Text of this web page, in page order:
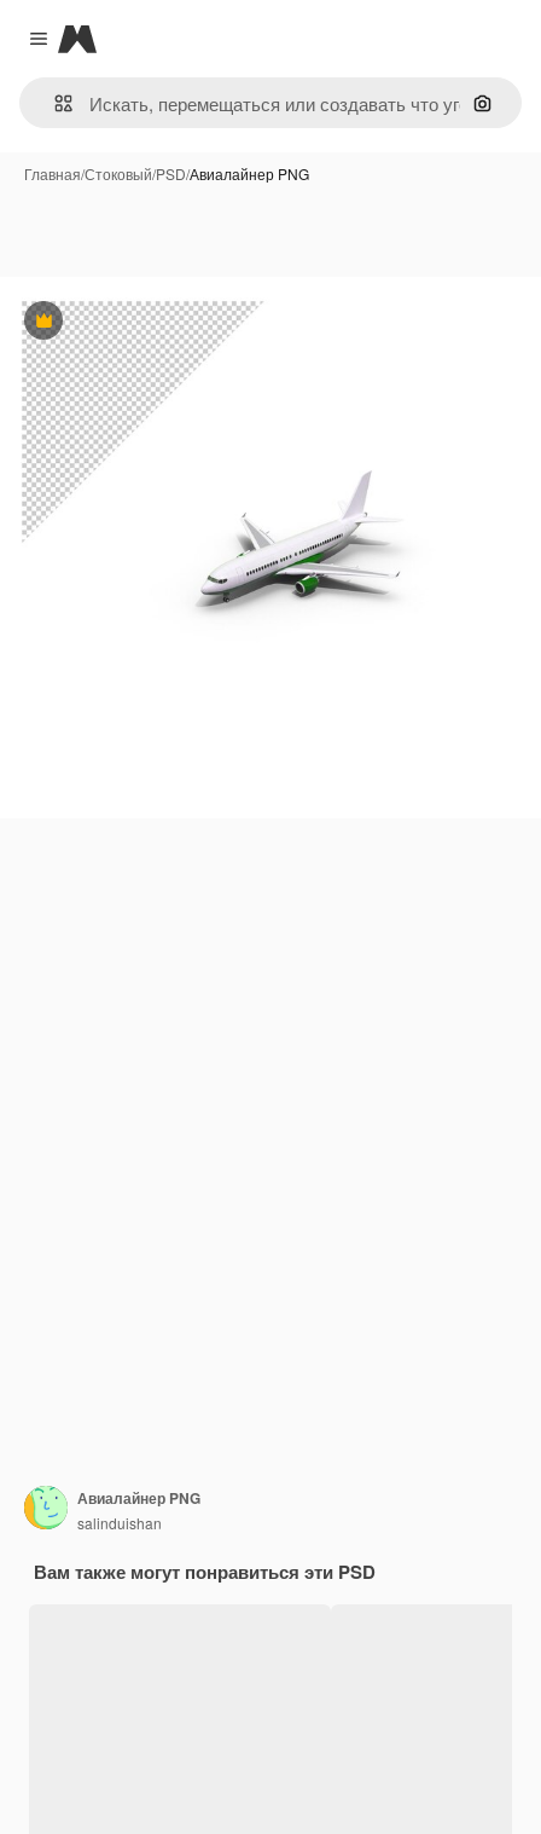
Close menu
Magnific
Поиск
Главная/Стоковый/PSD/Авиалайнер PNG
Премиум
Авиалайнер PNG
salinduishan
Вам также могут понравиться эти PSD